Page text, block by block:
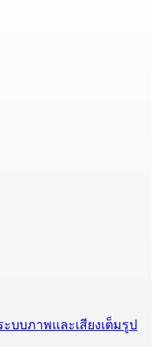
ะบบภาพและเสียงเต็มรูป